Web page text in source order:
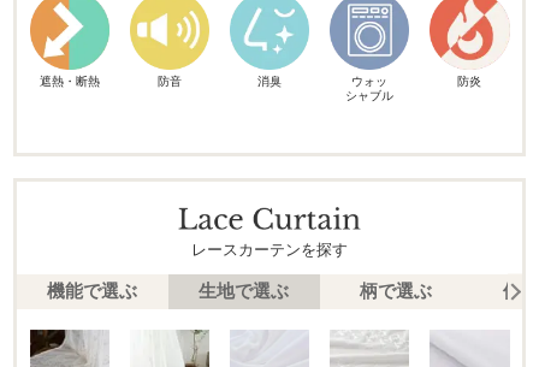
遮熱・断熱 防音 消臭
ウォッ
シャブル
防炎
レースカーテンを探す
機能で選ぶ 生地で選ぶ 柄で選ぶ 価